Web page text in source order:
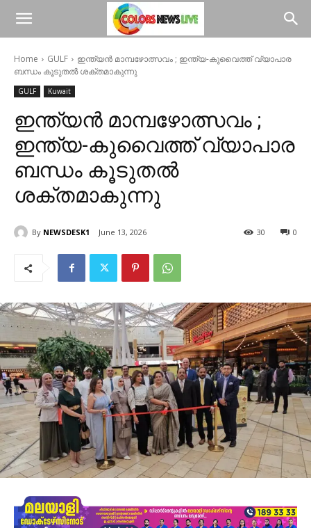
Home GULF
ഇന്ത്യൻ മാമ്പഴോത്സവം ; ഇന്ത്യ-കുവൈത്ത് വ്യാപാര
ബന്ധം കൂടുതൽ ശക്തമാകുന്നു
GULF Kuwait
ഇന്ത്യൻ മാമ്പഴോത്സവം ;
ഇന്ത്യ-കുവൈത്ത് വ്യാപാര
ബന്ധം കൂടുതൽ
ശക്തമാകുന്നു
By NEWSDESK1 June 13, 2026 0
30